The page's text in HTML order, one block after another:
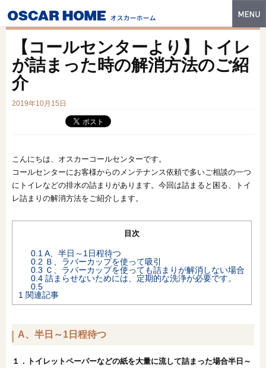
特長
建築実例
フォトギャラリー
スマートセレクト
土地情報
オンライン相談会
【コールセンターより】トイレ
が詰まった時の解消方法のご紹
介
2019年10月15日
こんにちは、オスカーコールセンターです。
コールセンターにお客様からのメンテナンス依頼で多いご相談の一つ
にトイレなどの排水の詰まりがあります。今回は詰まると困る、トイ
レ詰まりの解消方法をご紹介します。
目次
0.1 A、半日～1日程待つ
0.2 Ｂ、ラバーカップを使って吸引
0.3 Ｃ、ラバーカップを使っても詰まりが解消しない場合
0.4 詰まらせないためには、定期的な洗浄が必要です。
0.5
1 関連記事
A、半日～1日程待つ
１．トイレットペーパーなどの紙を大量に流して詰まった場合半日～